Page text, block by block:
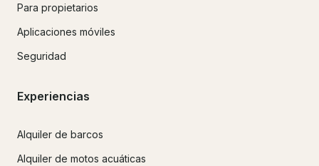
Para propietarios
Aplicaciones móviles
Seguridad
Experiencias
Alquiler de barcos
Alquiler de motos acuáticas